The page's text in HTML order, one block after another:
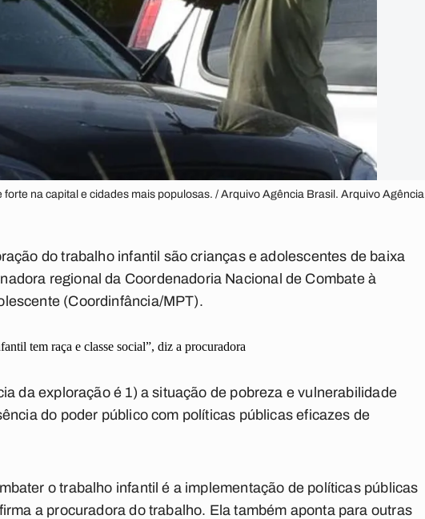
na capital e cidades mais populosas. / Arquivo Agência Brasil. Arquivo Agência
do trabalho infantil são crianças e adolescentes de baixa
regional da Coordenadoria Nacional de Combate à
(Coordinfância/MPT).
tem raça e classe social”, diz a procuradora
da exploração é 1) a situação de pobreza e vulnerabilidade
do poder público com políticas públicas eficazes de
o trabalho infantil é a implementação de políticas públicas
a procuradora do trabalho. Ela também aponta para outras